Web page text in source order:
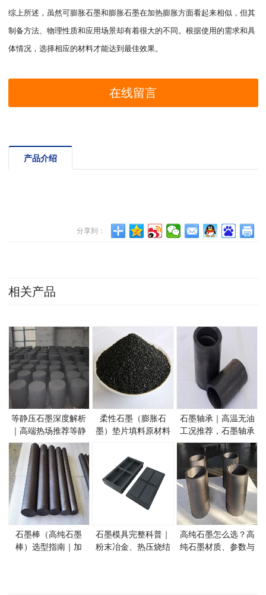
综上所述，虽然可膨胀石墨和膨胀石墨在加热膨胀方面看起来相似，但其
制备方法、物理性质和应用场景却有着很大的不同。根据使用的需求和具
体情况，选择相应的材料才能达到最佳效果。
在线留言
产品介绍
分享到：
相关产品
等静压石墨深度解析
｜高端热场推荐等静
压石墨材质选型指南
柔性石墨（膨胀石
墨）垫片填料原材料
要点
石墨轴承｜高温无油
工况推荐，石墨轴承
材质分类与选型指南
石墨棒（高纯石墨
棒）选型指南｜加
石墨模具完整科普｜
粉末冶金、热压烧结
高纯石墨怎么选？高
纯石墨材质、参数与